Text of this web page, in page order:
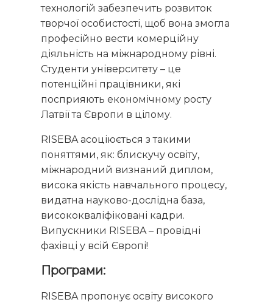
технологій забезпечить розвиток
творчої особистості, щоб вона змогла
професійно вести комерційну
діяльність на міжнародному рівні.
Студенти університету – це
потенційні працівники, які
посприяють економічному росту
Латвії та Європи в цілому.
RISEBA асоціюється з такими
поняттями, як: блискучу освіту,
міжнародний визнаний диплом,
висока якість навчального процесу,
видатна науково-дослідна база,
висококваліфіковані кадри.
Випускники RISEBA – провідні
фахівці у всій Європі!
Програми:
RISEBA пропонує освіту високого